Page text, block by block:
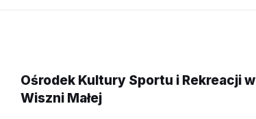
Ośrodek Kultury Sportu i Rekreacji w
Wiszni Małej